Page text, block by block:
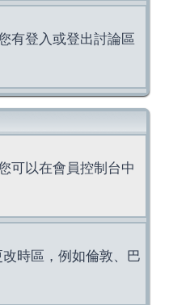
有登入或登出討論區
可以在會員控制台中
時區，例如倫敦、巴